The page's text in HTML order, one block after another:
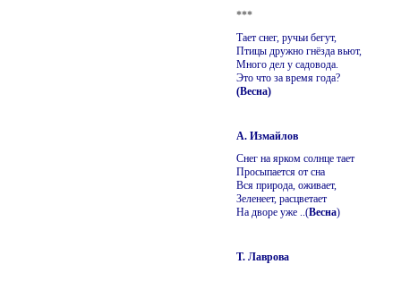
***
Тает снег, ручьи бегут,
Птицы дружно гнёзда вьют,
Много дел у садовода.
Это что за время года?
(Весна)
А. Измайлов
Снег на ярком солнце тает
Просыпается от сна
Вся природа, оживает,
Зеленеет, расцветает
На дворе уже ..(Весна)
Т. Лаврова